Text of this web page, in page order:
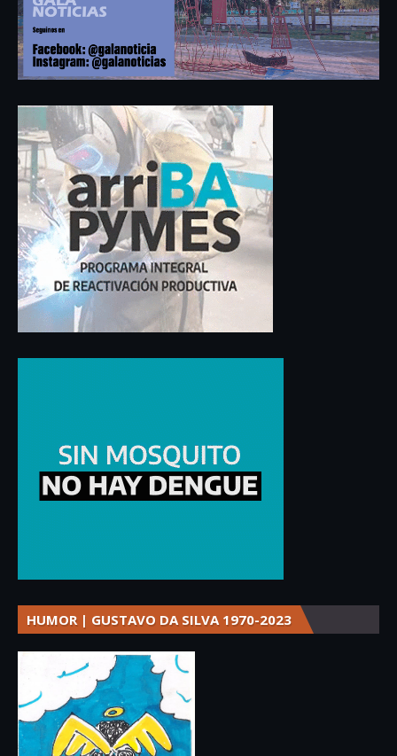
HUMOR | GUSTAVO DA SILVA 1970-2023